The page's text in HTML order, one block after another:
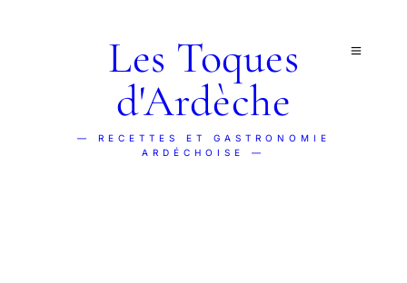
Les Toques
d'Ardèche
— RECETTES ET GASTRONOMIE
ARDÉCHOISE —